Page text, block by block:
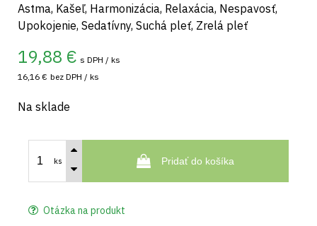
Astma, Kašeľ, Harmonizácia, Relaxácia, Nespavosť,
Upokojenie, Sedatívny, Suchá pleť, Zrelá pleť
19,88 € s DPH / ks
16,16 € bez DPH / ks
Na sklade
ks Pridať do košíka
Otázka na produkt